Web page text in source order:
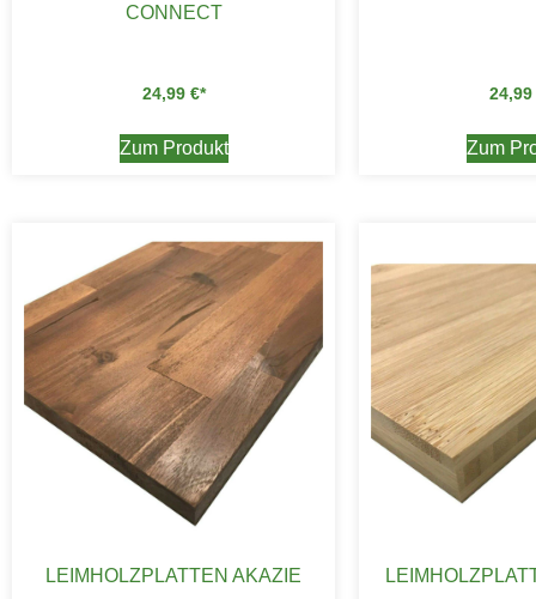
CONNECT
24,99 €
Zum Produkt
24,99
Zum
LEIMHOLZPLATTEN AKAZIE